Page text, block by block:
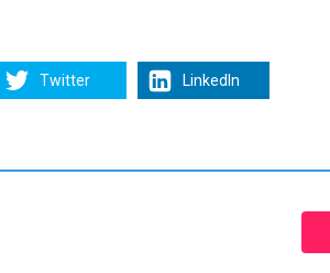
Twitter LinkedIn